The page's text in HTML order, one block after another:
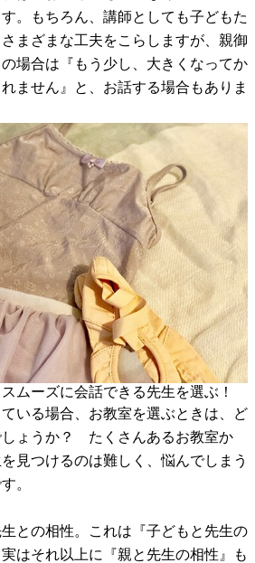
。もちろん、講師としても子どもた
まざまな工夫をこらしますが、親御
場合は『もう少し、大きくなってか
ません』と、お話する場合もありま
ムーズに会話できる先生を選ぶ！
ている場合、お教室を選ぶときは、ど
しょうか？ たくさんあるお教室か
見つけるのは難しく、悩んでしまう
。
生との相性。これは『子どもと先生の
はそれ以上に『親と先生の相性』も